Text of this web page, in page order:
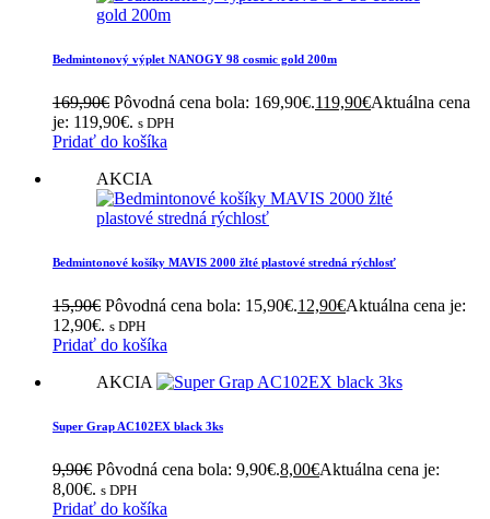
Bedmintonový výplet NANOGY 98 cosmic gold 200m
169,90€ Pôvodná cena bola: 169,90€.119,90€Aktuálna cena
je: 119,90€. s DPH
Pridať do košíka
AKCIA
Bedmintonové košíky MAVIS 2000 žlté plastové stredná rýchlosť
15,90€ Pôvodná cena bola: 15,90€.12,90€Aktuálna cena je:
12,90€. s DPH
Pridať do košíka
AKCIA
Super Grap AC102EX black 3ks
9,90€ Pôvodná cena bola: 9,90€.8,00€Aktuálna cena je:
8,00€. s DPH
Pridať do košíka